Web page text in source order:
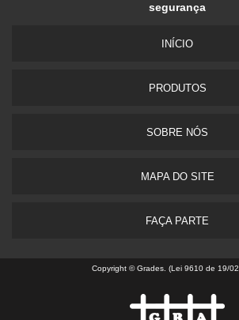
segurança
INÍ­CIO
PRODUTOS
SOBRE NÓS
MAPA DO SITE
FAÇA PARTE
Copyright © Grades. (Lei 9610 de 19/